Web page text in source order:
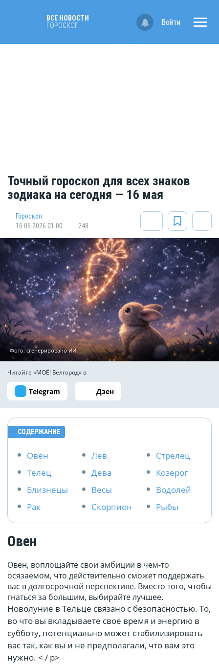
ВСЕ НОВОСТИ
ГОРОСКОП
Войти
Точный гороскоп для всех знаков
зодиака на сегодня — 16 мая
Гороскоп
16.05.2026 01:00
248
Фото: сгенерировано ИИ
Читайте «МОЁ! Белгород» в
Telegram Дзен
СОДЕРЖАНИЕ
Овен
Телец
Близнецы
Рак
Лев
Дева
Весы
Скорпион
Стрелец
Козерог
Водолей
Рыбы
Овен
Овен, воплощайте свои амбиции в чем-то
осязаемом, что действительно сможет поддержать
вас в долгосрочной перспективе. Вместо того, чтобы
гнаться за большим, выбирайте лучшее.
Новолуние в Тельце связано с безопасностью. То,
во что вы вкладываете свое время и энергию в
субботу, потенциально может стабилизировать
вас так, как вы и не предполагали, что вам это
нужно. < / p>